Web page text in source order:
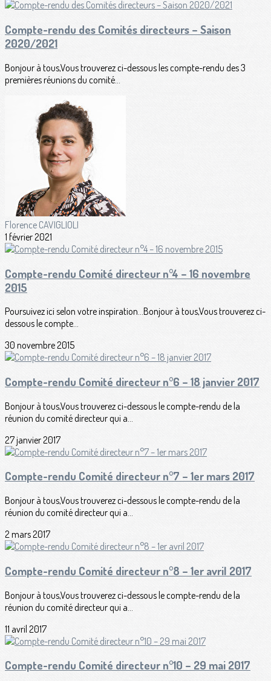
Compte-rendu des Comités directeurs – Saison
2020/2021
Bonjour à tous,Vous trouverez ci-dessous les compte-rendu des 3
premières réunions du comité...
Florence CAVIGLIOLI
1 février 2021
Compte-rendu Comité directeur n°4 – 16 novembre
2015
Poursuivez ici selon votre inspiration...Bonjour à tous,Vous trouverez ci-
dessous le compte...
30 novembre 2015
Compte-rendu Comité directeur n°6 – 18 janvier 2017
Bonjour à tous,Vous trouverez ci-dessous le compte-rendu de la
réunion du comité directeur qui a...
27 janvier 2017
Compte-rendu Comité directeur n°7 – 1er mars 2017
Bonjour à tous,Vous trouverez ci-dessous le compte-rendu de la
réunion du comité directeur qui a...
2 mars 2017
Compte-rendu Comité directeur n°8 – 1er avril 2017
Bonjour à tous,Vous trouverez ci-dessous le compte-rendu de la
réunion du comité directeur qui a...
11 avril 2017
Compte-rendu Comité directeur n°10 – 29 mai 2017